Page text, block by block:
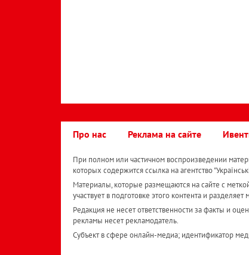
Про нас Реклама на сайте
При полном или частичном воспроизведении
которых содержится ссылка на агентство
Материалы, которые размещаются на сайте с
участвует в подготовке этого контента и
Редакция не несет ответственности за факты и
рекламы несет рекламодатель.
Субъект в сфере онлайн-медиа; идентификатор